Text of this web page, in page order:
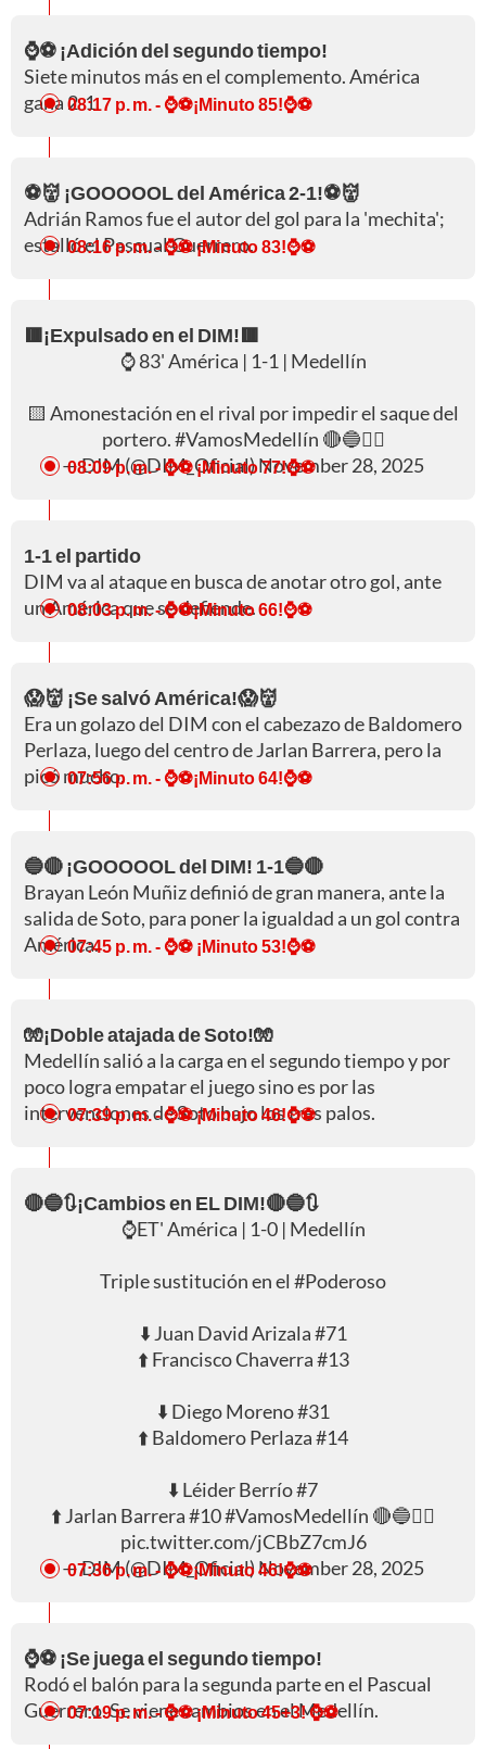
⌚⚽ ¡Adición del segundo tiempo!
Siete minutos más en el complemento. América
gana 2-1.08:17 p. m.- ⌚⚽¡Minuto 85!⌚⚽
⚽👹 ¡GOOOOOL del América 2-1!⚽👹
Adrián Ramos fue el autor del gol para la 'mechita';
estalló el Pascual Guerrero.
08:16 p. m.- ⌚⚽ ¡Minuto 83!⌚⚽
🟥¡Expulsado en el DIM!🟥
⌚ 83' América | 1-1 | Medellín
🟨 Amonestación en el rival por impedir el saque del
portero.#VamosMedellín 🔴🔵✊🏻
— DIM (@DIM_Oficial)November 28, 2025
08:09 p. m.- ⌚⚽ ¡Minuto 77!⌚⚽
1-1 el partido
DIM va al ataque en busca de anotar otro gol, ante
un América que se defiende.
08:03 p. m.- ⌚⚽¡Minuto 66!⌚⚽
😱👹 ¡Se salvó América!😱👹
Era un golazo del DIM con el cabezazo de Baldomero
Perlaza, luego del centro de Jarlan Barrera, pero la
picó mucho.
07:56 p. m.- ⌚⚽¡Minuto 64!⌚⚽
🔵🔴 ¡GOOOOOL del DIM! 1-1🔵🔴
Brayan León Muñiz definió de gran manera, ante la
salida de Soto, para poner la igualdad a un gol contra
América.07:45 p. m.- ⌚⚽ ¡Minuto 53!⌚⚽
🧤¡Doble atajada de Soto!🧤
Medellín salió a la carga en el segundo tiempo y por
poco logra empatar el juego sino es por las
intervenciones de Soto bajo los tres palos.
07:39 p. m.- ⌚⚽ ¡Minuto 46!⌚⚽
🔴🔵🔃¡Cambios en EL DIM!🔴🔵🔃
⌚ET' América | 1-0 | Medellín
Triple sustitución en el #Poderoso
⬇️ Juan David Arizala #71
⬆️ Francisco Chaverra #13
⬇️ Diego Moreno #31
⬆️ Baldomero Perlaza #14
⬇️ Léider Berrío #7
⬆️ Jarlan Barrera #10#VamosMedellín 🔴🔵✊🏻
pic.twitter.com/jCBbZ7cmJ6
— DIM (@DIM_Oficial)November 28, 2025
07:36 p. m.- ⌚⚽¡Minuto 46!⌚⚽
⌚⚽ ¡Se juega el segundo tiempo!
Rodó el balón para la segunda parte en el Pascual
Guerrero. Se viene cambios en el Medellín.
07:19 p. m.- ⌚⚽ ¡Minuto 45+3! ⌚⚽